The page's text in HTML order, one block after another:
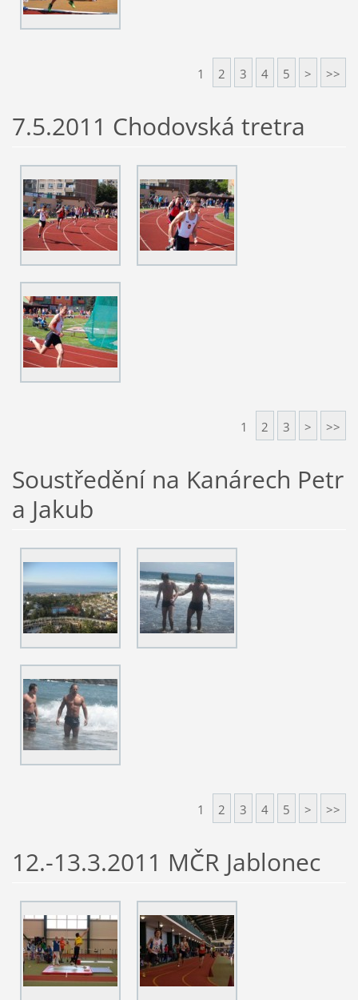
1 2 3 4 5 > >>
7.5.2011 Chodovská tretra
1 2 3 > >>
Soustředění na Kanárech Petr
a Jakub
1 2 3 4 5 > >>
12.-13.3.2011 MČR Jablonec